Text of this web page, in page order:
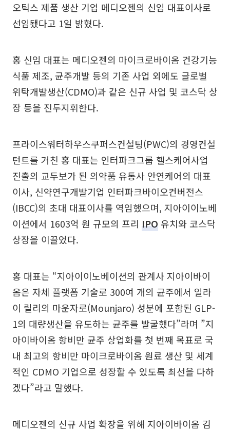
오틱스 제품 생산 기업 메디오젠의 신임 대표이사로
선임됐다고 1일 밝혔다.
홍 신임 대표는 메디오젠의 마이크로바이옴 건강기능
식품 제조, 균주개발 등의 기존 사업 외에도 글로벌
위탁개발생산(CDMO)과 같은 신규 사업 및 코스닥 상
장 등을 진두지휘한다.
프라이스워터하우스쿠퍼스컨설팅(PWC)의 경영컨설
턴트를 거친 홍 대표는 인터파크그룹 헬스케어사업
진출의 교두보가 된 의약품 유통사 안연케어의 대표
이사, 신약연구개발기업 인터파크바이오컨버전스
(IBCC)의 초대 대표이사를 역임했으며, 지아이이노베
이션에서 1603억 원 규모의 프리 IPO 유치와 코스닥
상장을 이끌었다.
홍 대표는 “지아이이노베이션의 관계사 지아이바이
옴은 자체 플랫폼 기술로 300여 개의 균주에서 일라
이 릴리의 마운자로(Mounjaro) 성분에 포함된 GLP-
1의 대량생산을 유도하는 균주를 발굴했다”라며 ”지
아이바이옴 항비만 균주 상업화를 첫 번째 목표로 국
내 최고의 항비만 마이크로바이옴 원료 생산 및 세계
적인 CDMO 기업으로 성장할 수 있도록 최선을 다하
겠다”라고 말했다.
메디오젠의 신규 사업 확장을 위해 지아이바이옴 김